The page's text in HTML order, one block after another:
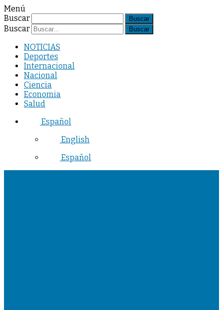
Menú
Buscar
Buscar
NOTICIAS
Deportes
Internacional
Nacional
Ciencia
Economia
Salud
Español
English
Español